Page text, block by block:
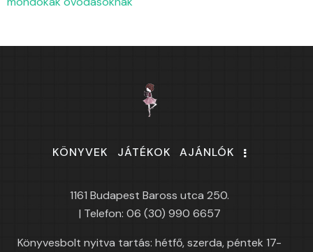
KÖNYVEK JÁTÉKOK AJÁNLÓK
1161 Budapest Baross utca 250.
| Telefon: 06 (30) 990 6657
Könyvesbolt nyitva tartás: hétfő, szerda, péntek 17-